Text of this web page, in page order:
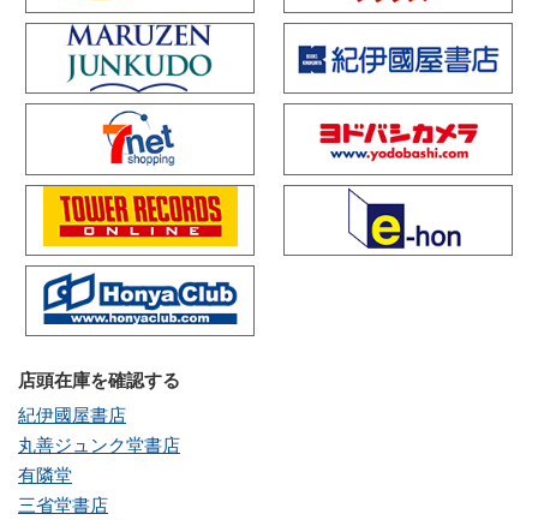
店頭在庫を確認する
紀伊國屋書店
丸善ジュンク堂書店
有隣堂
三省堂書店